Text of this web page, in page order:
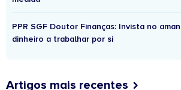
PPR SGF Doutor Finanças: Invista no
dinheiro a trabalhar por si
Artigos mais recentes